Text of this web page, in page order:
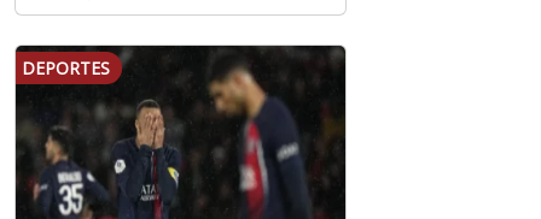
DEPORTES